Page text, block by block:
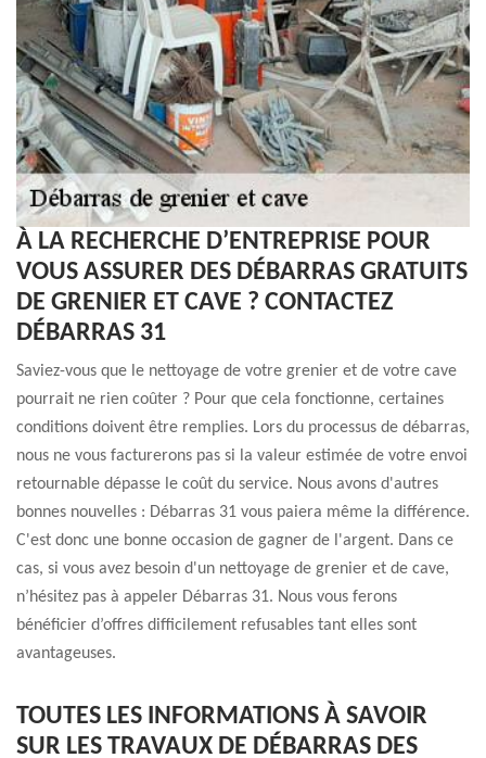
À LA RECHERCHE D’ENTREPRISE POUR
VOUS ASSURER DES DÉBARRAS GRATUITS
DE GRENIER ET CAVE ? CONTACTEZ
DÉBARRAS 31
Saviez-vous que le nettoyage de votre grenier et de votre cave
pourrait ne rien coûter ? Pour que cela fonctionne, certaines
conditions doivent être remplies. Lors du processus de débarras,
nous ne vous facturerons pas si la valeur estimée de votre envoi
retournable dépasse le coût du service. Nous avons d'autres
bonnes nouvelles : Débarras 31 vous paiera même la différence.
C'est donc une bonne occasion de gagner de l'argent. Dans ce
cas, si vous avez besoin d'un nettoyage de grenier et de cave,
n’hésitez pas à appeler Débarras 31. Nous vous ferons
bénéficier d’offres difficilement refusables tant elles sont
avantageuses.
TOUTES LES INFORMATIONS À SAVOIR
SUR LES TRAVAUX DE DÉBARRAS DES